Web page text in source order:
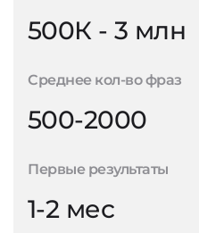
500К - 3 млн
Среднее кол-во фраз
500-2000
Первые результаты
1-2 мес